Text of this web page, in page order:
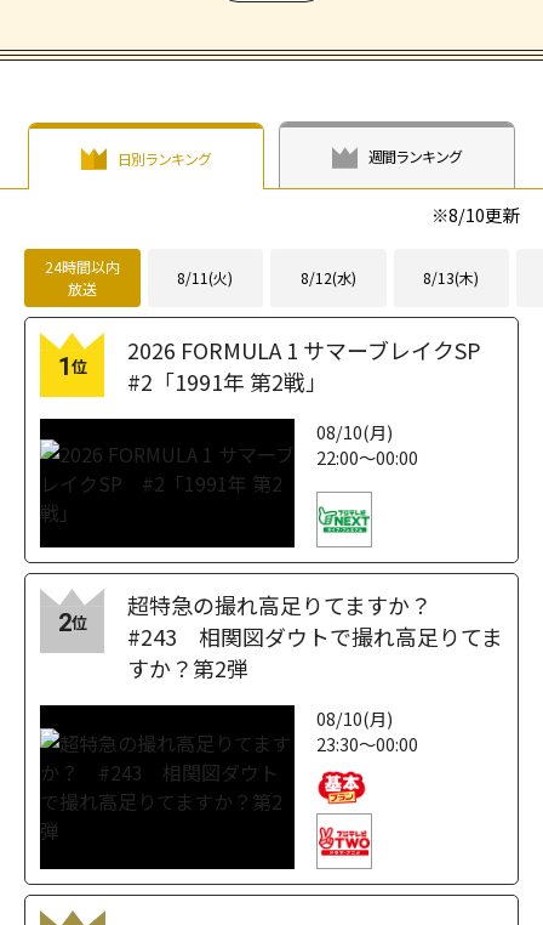
日別ランキング 週間ランキング
※8/10更新
24時間以内
放送
8/11(火) 8/12(水) 8/13(木)
1位
2026 FORMULA 1 サマーブレイクSP
#2「1991年 第2戦」
08/10(月)
22:00～00:00
2位
超特急の撮れ高足りてますか？
#243 相関図ダウトで撮れ高足りてま
すか？第2弾
08/10(月)
23:30～00:00